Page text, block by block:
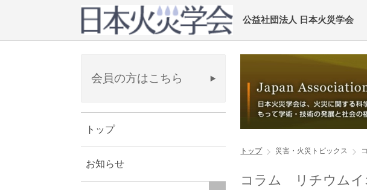
公益社団法人 日本火災学会
会員の方はこちら
トップ
お知らせ
トップ 災害・火災トピックス
コラム リチウムイ